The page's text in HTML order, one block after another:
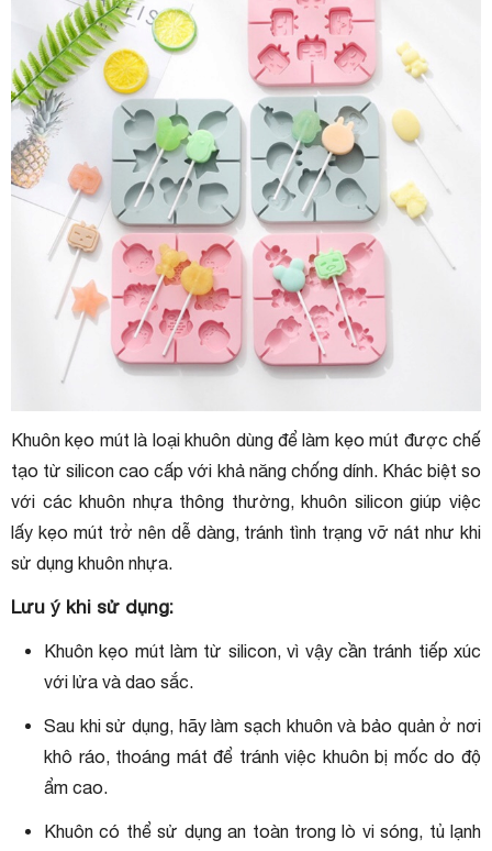
Khuôn kẹo mút là loại khuôn dùng để làm kẹo mút được chế
tạo từ silicon cao cấp với khả năng chống dính. Khác biệt so
với các khuôn nhựa thông thường, khuôn silicon giúp việc
lấy kẹo mút trở nên dễ dàng, tránh tình trạng vỡ nát như khi
sử dụng khuôn nhựa.
Lưu ý khi sử dụng:
Khuôn kẹo mút làm từ silicon, vì vậy cần tránh tiếp xúc
với lửa và dao sắc.
Sau khi sử dụng, hãy làm sạch khuôn và bảo quản ở nơi
khô ráo, thoáng mát để tránh việc khuôn bị mốc do độ
ẩm cao.
Khuôn có thể sử dụng an toàn trong lò vi sóng, tủ lạnh